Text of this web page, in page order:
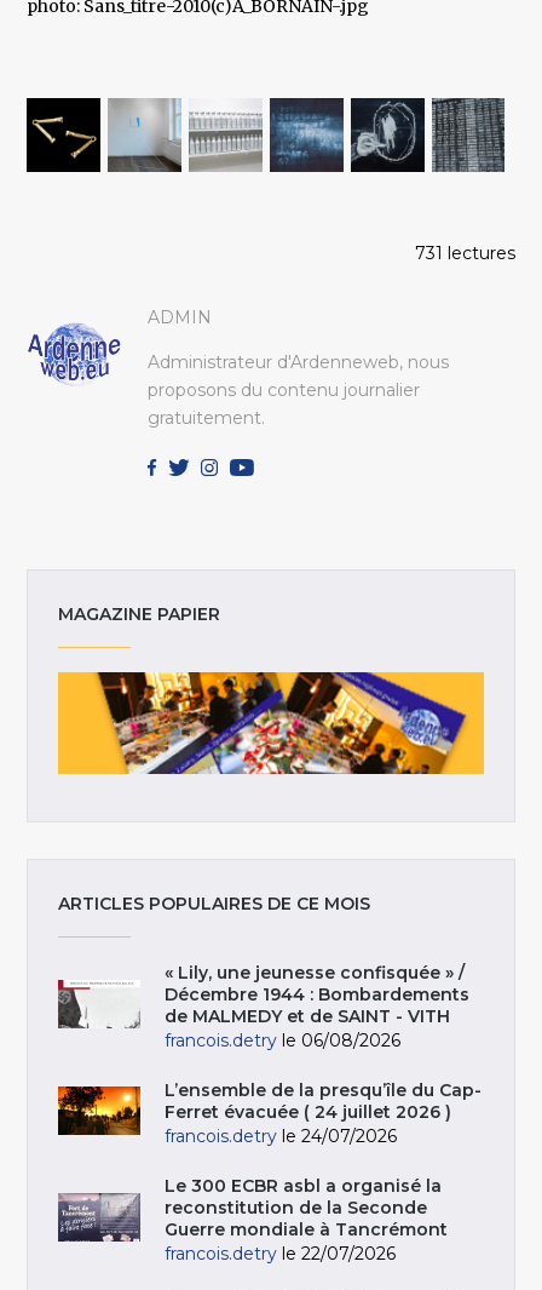
photo: Sans_titre-2010(c)A_BORNAIN-.jpg
731 lectures
ADMIN
Administrateur d'Ardenneweb, nous
proposons du contenu journalier
gratuitement.
MAGAZINE PAPIER
ARTICLES POPULAIRES DE CE MOIS
« Lily, une jeunesse confisquée » /
Décembre 1944 : Bombardements
de MALMEDY et de SAINT - VITH
francois.detry le 06/08/2026
L’ensemble de la presqu’île du Cap-
Ferret évacuée ( 24 juillet 2026 )
francois.detry le 24/07/2026
Le 300 ECBR asbl a organisé la
reconstitution de la Seconde
Guerre mondiale à Tancrémont
francois.detry le 22/07/2026